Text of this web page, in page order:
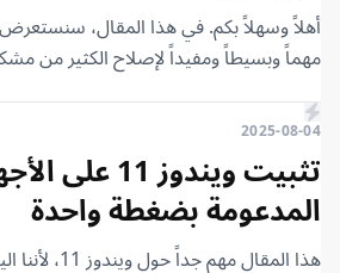
أهلاً وسهلاً بكم. في هذا المقال، سنستعرض
مهماً وبسيطاً ومفيداً لإصلاح الكثير من
الويندوز المتعددة والشائعة، بما في ذلك
وذاكرة التخزين المؤقت (الكاش) وإزالة أي
2025-08-04
تثبيت ويندوز 11
المدعومة بضغطة واحدة
هذا المقال